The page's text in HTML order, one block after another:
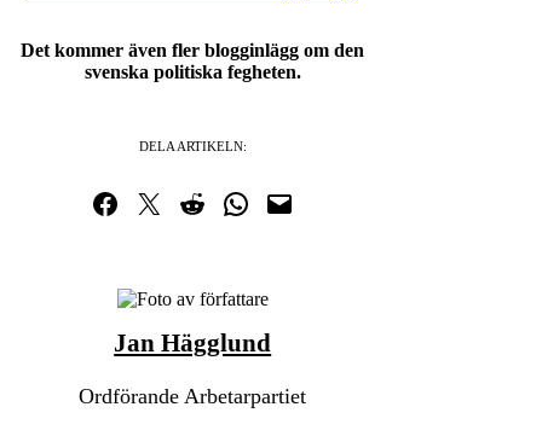
Det kommer även fler blogginlägg om den
svenska politiska fegheten.
DELA ARTIKELN:
Dela på Facebook
Dela på TwitterDela på RedditDela i WhatsApp
Maila en länk
Jan Hägglund
Ordförande Arbetarpartiet